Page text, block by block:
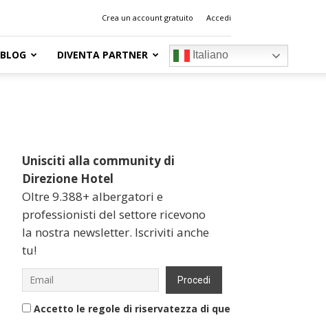
Crea un account gratuito Accedi
BLOG DIVENTA PARTNER Italiano
Unisciti alla community di
Direzione Hotel
Oltre 9.388+ albergatori e
professionisti del settore ricevono
la nostra newsletter. Iscriviti anche
tu!
Accetto le regole di riservatezza di questo sito